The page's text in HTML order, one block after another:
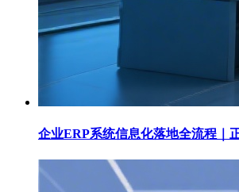
企业ERP系统信息化落地全流程｜